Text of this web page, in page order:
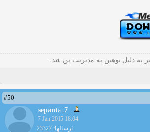
به دلیل توهین به مدیریت بن شد.
#50
sepanta_7
7 Jan 2015 18:04
ارسالها: 23327